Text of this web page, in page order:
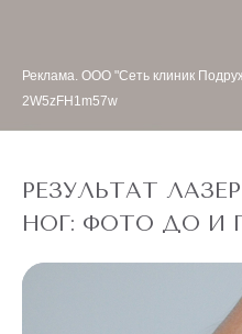
Реклама. ООО "Сеть клиник
2W5zFH1m57w
РЕЗУЛЬТАТ
НОГ: ФОТО ДО И